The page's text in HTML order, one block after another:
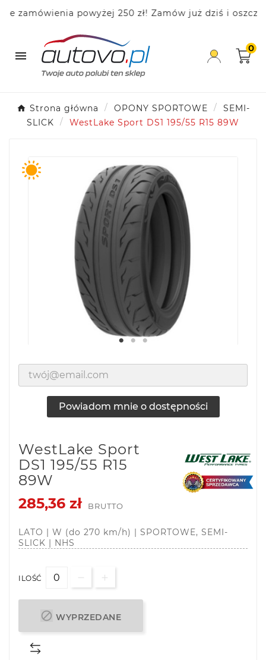
powyżej 250 zł! Zamów już dziś i

0
Strona główna OPONY SPORTOWE
SEMI-
SLICK
WestLake Sport DS1 195/55 R15 89W
Powiadom mnie o dostępności
WestLake Sport
DS1 195/55 R15
89W
285,36 zł
BRUTTO
LATO | W (do 270 km/h) | SPORTOWE, SEMI-
SLICK | NHS
ILOŚĆ
 WYPRZEDANE